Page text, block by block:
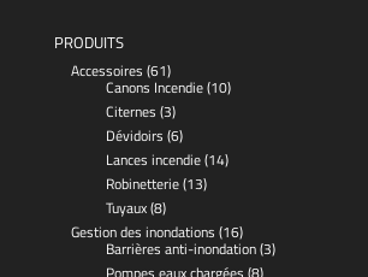
PRODUITS
Accessoires (61)
Canons Incendie(10)
Citernes (3)
Dévidoirs (6)
Lances incendie(14)
Robinetterie(13)
Tuyaux(8)
Gestion des inondations (16)
Barrières anti-inondation(3)